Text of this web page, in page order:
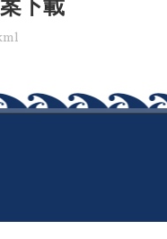
下載